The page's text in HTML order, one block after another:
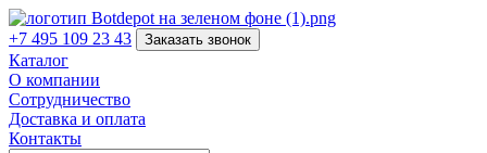
+7 495 109 23 43 Заказать звонок
Каталог
О компании
Сотрудничество
Доставка и оплата
Контакты